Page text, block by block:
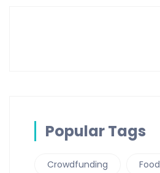
Popular Tags
Crowdfunding Food